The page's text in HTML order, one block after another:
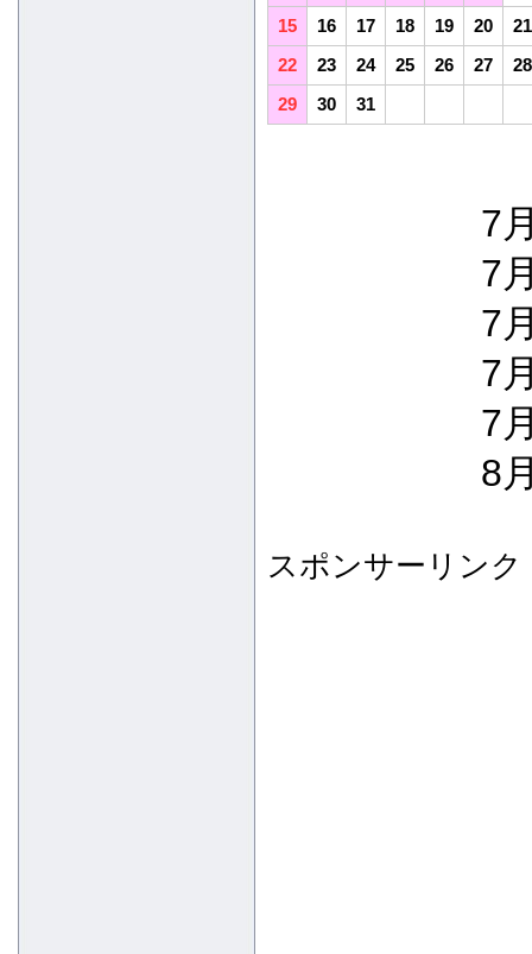
15
16 17 18 19 20
21
22
23 24 25 26 27
28
29
30 31
7
7
7
7
7
8
スポンサーリンク